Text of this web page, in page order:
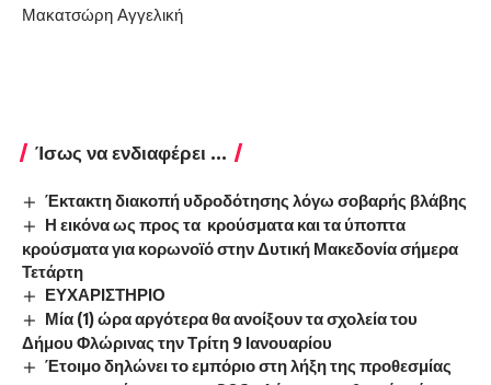
Μακατσώρη Αγγελική
Ίσως να ενδιαφέρει ...
Έκτακτη διακοπή υδροδότησης λόγω σοβαρής βλάβης
Η εικόνα ως προς τα κρούσματα και τα ύποπτα
κρούσματα για κορωνοϊό στην Δυτική Μακεδονία σήμερα
Τετάρτη
ΕΥΧΑΡΙΣΤΗΡΙΟ
Μία (1) ώρα αργότερα θα ανοίξουν τα σχολεία του
Δήμου Φλώρινας την Τρίτη 9 Ιανουαρίου
Έτοιμο δηλώνει το εμπόριο στη λήξη της προθεσμίας